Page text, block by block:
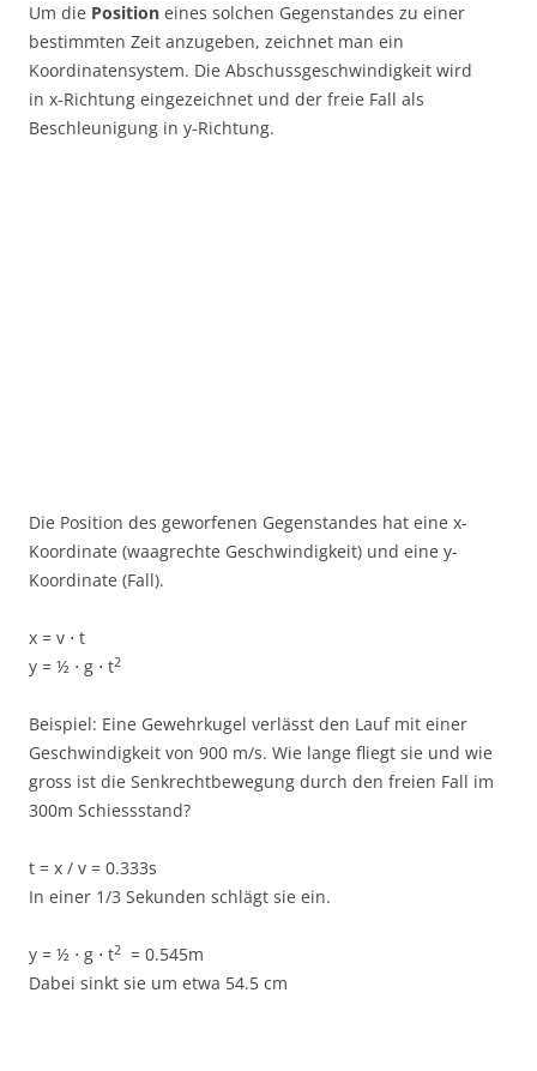
Um die Position eines solchen Gegenstandes zu einer
bestimmten Zeit anzugeben, zeichnet man ein
Koordinatensystem. Die Abschussgeschwindigkeit wird
in x-Richtung eingezeichnet und der freie Fall als
Beschleunigung in y-Richtung.
Die Position des geworfenen Gegenstandes hat eine x-
Koordinate (waagrechte Geschwindigkeit) und eine y-
Koordinate (Fall).
x = v ⋅ t
y = ½ ⋅ g ⋅ t2
Beispiel: Eine Gewehrkugel verlässt den Lauf mit einer
Geschwindigkeit von 900 m/s. Wie lange fliegt sie und wie
gross ist die Senkrechtbewegung durch den freien Fall im
300m Schiessstand?
t = x / v = 0.333s
In einer 1/3 Sekunden schlägt sie ein.
y = ½ ⋅ g ⋅ t2 = 0.545m
Dabei sinkt sie um etwa 54.5 cm